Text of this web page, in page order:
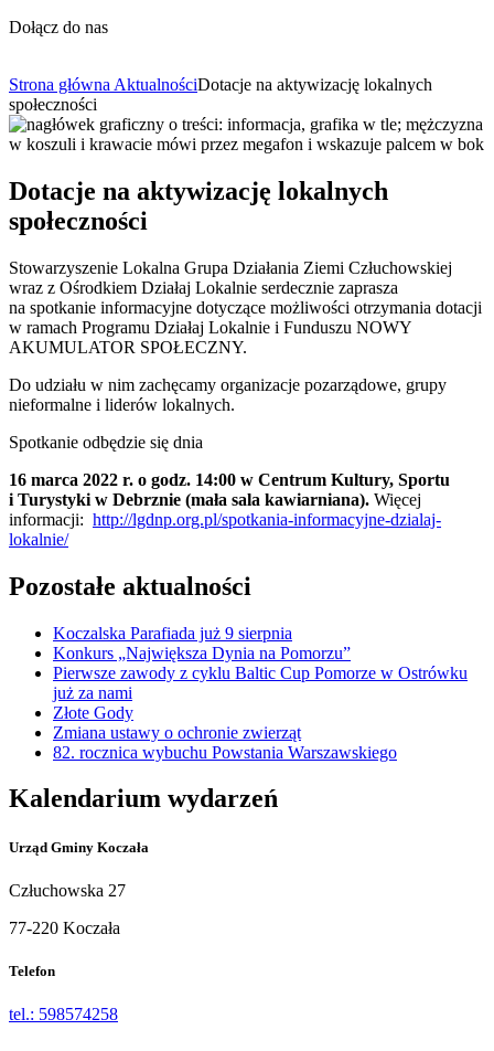
Dołącz do nas
Strona główna AktualnościDotacje na aktywizację lokalnych
społeczności
Dotacje na aktywizację lokalnych
społeczności
Stowarzyszenie Lokalna Grupa Działania Ziemi Człuchowskiej
wraz z Ośrodkiem Działaj Lokalnie serdecznie zaprasza
na spotkanie informacyjne dotyczące możliwości otrzymania dotacji
w ramach Programu Działaj Lokalnie i Funduszu NOWY
AKUMULATOR SPOŁECZNY.
Do udziału w nim zachęcamy organizacje pozarządowe, grupy
nieformalne i liderów lokalnych.
Spotkanie odbędzie się dnia
16 marca 2022 r. o godz. 14:00 w Centrum Kultury, Sportu
i Turystyki w Debrznie (mała sala kawiarniana). Więcej
informacji: http://lgdnp.org.pl/spotkania-informacyjne-dzialaj-
lokalnie/
Pozostałe aktualności
Koczalska Parafiada już 9 sierpnia
Konkurs „Największa Dynia na Pomorzu”
Pierwsze zawody z cyklu Baltic Cup Pomorze w Ostrówku
już za nami
Złote Gody
Zmiana ustawy o ochronie zwierząt
82. rocznica wybuchu Powstania Warszawskiego
Kalendarium wydarzeń
Urząd Gminy Koczała
Człuchowska 27
77-220 Koczała
Telefon
tel.: 598574258